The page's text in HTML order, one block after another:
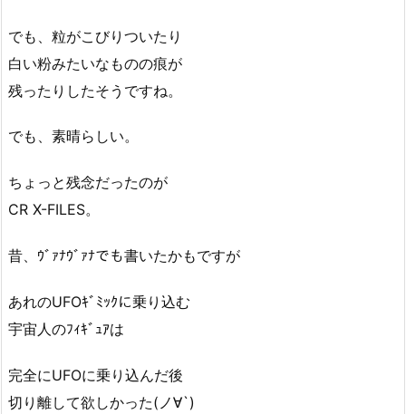
でも、粒がこびりついたり
白い粉みたいなものの痕が
残ったりしたそうですね。
でも、素晴らしい。
ちょっと残念だったのが
CR X-FILES。
昔、ｳﾞｧﾅｳﾞｧﾅでも書いたかもですが
あれのUFOｷﾞﾐｯｸに乗り込む
宇宙人のﾌｨｷﾞｭｱは
完全にUFOに乗り込んだ後
切り離して欲しかった(ノ∀`)